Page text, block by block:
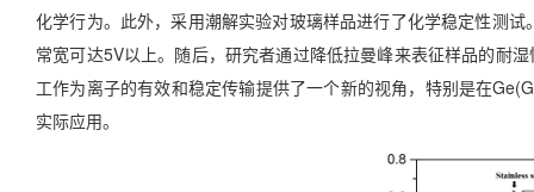
化学行为。此外，采用潮解实验对玻璃样品进行了化学稳定性测
常宽可达5V以上。随后，研究者通过降低拉曼峰来表征样品的耐
工作为离子的有效和稳定传输提供了一个新的视角，特别是在
实际应用。